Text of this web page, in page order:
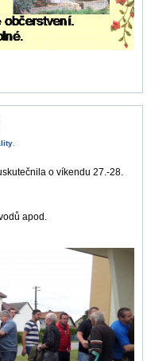
o víkendu 27.-28.
apod.